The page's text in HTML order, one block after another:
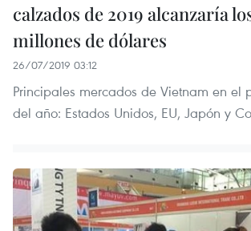
calzados de 2019 alcanzaría
millones de dólares
26/07/2019 03:12
Principales mercados de Vietnam en el
del año: Estados Unidos, EU, Japón y